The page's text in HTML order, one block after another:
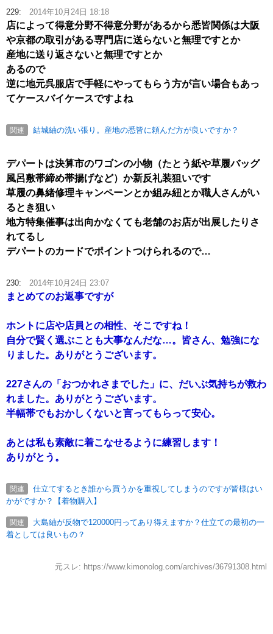
229: 2014年10月24日 18:18
店によって得意分野不得意分野があるから悉皆関係は大阪
や京都の取引がある専門店に送らないと無理ですとか
産地に送り返さないと無理ですとか
あるので
逆に地元呉服店で手軽にやってもらう方が言い場合もあっ
てケースバイケースですよね
関連 結城紬の洗い張り。産地の悉皆に頼んだ方が良いですか？
デパートは決算市のワゴンの小物（たとう紙や草履バッグ
風呂敷帯締め帯揚げなど）か新反礼装狙いです
草履の鼻緒修理キャンペーンとか組み紐とか職人さんがい
るとき狙い
地方特集催事は出向かなくても老舗のお店が出展したりさ
れてるし
デパートのカードでポイントつけられるので…
230: 2014年10月24日 23:07
まとめてのお返事ですが
ホントに店や店員との相性、そこですね！
自分で賢く選ぶことも大事なんだな…。皆さん、勉強にな
りました。ありがとうございます。
227さんの「おつかれさまでした」に、だいぶ気持ちが救わ
れました。ありがとうございます。
半幅帯でもおかしくないと言ってもらって安心。
あとは私も素敵に着こなせるように練習します！
ありがとう。
関連
仕立てするとき誰から買うかを重視してしまうのですが皆様はい
かがですか？【着物購入】
関連
大島紬が反物で120000円ってあり得えますか？仕立ての最初の一
着としては良いもの？
元スレ: https://www.kimonolog.com/archives/36791308.html